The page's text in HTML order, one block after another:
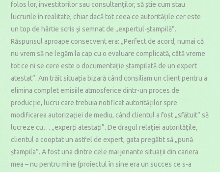
folos lor, investitorilor sau consultanților, să știe cum stau
lucrurile în realitate, chiar dacă tot ceea ce autoritățile cer este
un top de hârtie scris și semnat de „expertul-ștampilă”.
Răspunsul aproape consecvent era: „Perfect de acord, numai că
nu vrem să ne legăm la cap cu o evaluare complicată, câtă vreme
tot ce ni se cere este o documentație ștampilată de un expert
atestat”. Am trăit situația bizară când consiliam un client pentru a
elimina complet emisiile atmosferice dintr-un proces de
producție, lucru care trebuia notificat autorităților spre
modificarea autorizației de mediu, când clientul a fost „sfătuit” să
lucreze cu… „experți atestați”. De dragul relației autoritățile,
clientul a cooptat un astfel de expert, gata pregătit să „pună
ștampila”. A fost una dintre cele mai jenante situații din cariera
mea – nu pentru mine (proiectul în sine era un succes ce s-a